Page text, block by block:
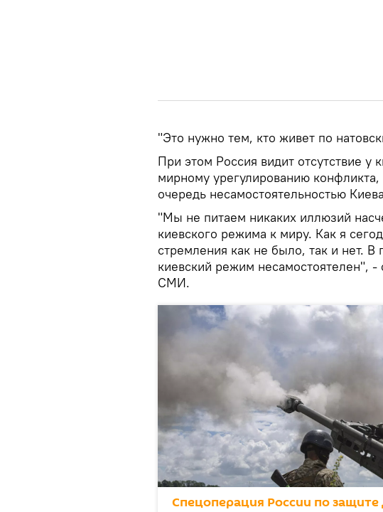
"Это нужно тем, кто живет по
При этом Россия видит отсутствие у
мирному урегулированию
очередь несамостоятельностью
"Мы не питаем никаких иллюзий
киевского режима к миру. Как я
стремления как не было, так и нет. В
киевский режим несамостоятелен", -
СМИ.
Спецоперация России по